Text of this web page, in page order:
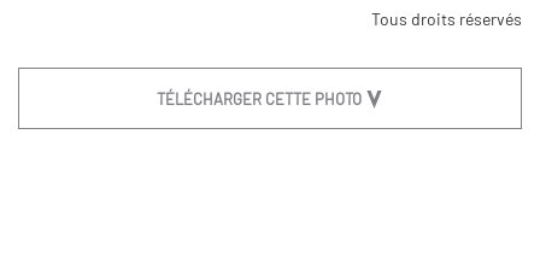
Tous droits réservés
TÉLÉCHARGER CETTE PHOTO